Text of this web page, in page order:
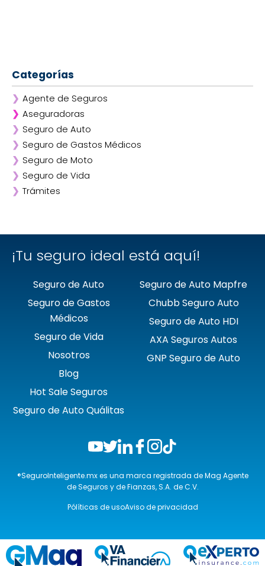
Categorías
❯ Agente de Seguros
❯ Aseguradoras
❯ Afirme
❯ ANA
❯ AXA
❯ Chubb
❯ GNP
❯ Seguro de Auto
❯ Seguro de Gastos Médicos
❯ Seguro de Moto
❯ Seguro de Vida
❯ Trámites
¡Tu seguro ideal está aquí!
Seguro de Auto
Seguro de Gastos
Médicos
Seguro de Vida
Nosotros
Blog
Hot Sale Seguros
Seguro de Auto Quálitas
Seguro de Auto Mapfre
Chubb Seguro Auto
Seguro de Auto HDI
AXA Seguros Autos
GNP Seguro de Auto
®SeguroInteligente.mx es una marca registrada de Mag Agente
de Seguros y de Fianzas, S.A. de C.V.
Pólíticas de usoAviso de privacidad